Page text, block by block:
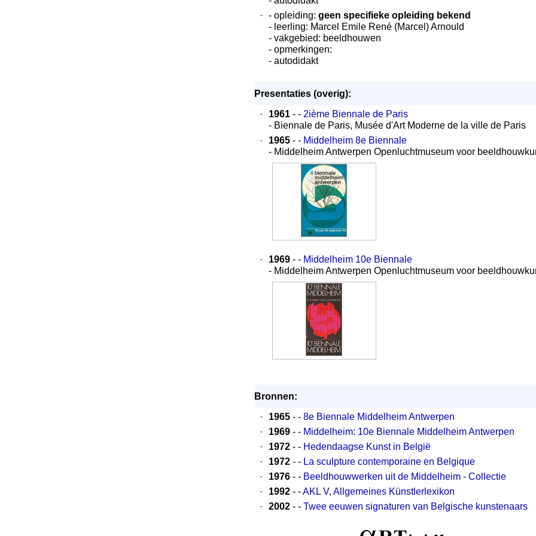
·
- opleiding: geen specifieke opleiding bekend
- leerling: Marcel Emile René (Marcel) Arnould
- vakgebied: beeldhouwen
- opmerkingen:
- autodidakt
Presentaties (overig):
·
1961- - 2ième Biennale de Paris
- Biennale de Paris, Musée d'Art Moderne de la ville de Paris
·
1965- - Middelheim 8e Biennale
- Middelheim Antwerpen Openluchtmuseum voor
· 1969- - Middelheim 10e Biennale
- Middelheim Antwerpen Openluchtmuseum voor
Bronnen:
·
1965- - 8e Biennale Middelheim Antwerpen
·
1969- - Middelheim: 10e Biennale Middelheim Antwerpen
·
1972- - Hedendaagse Kunst in België
·
1972- - La sculpture contemporaine en Belgique
·
1976- - Beeldhouwwerken uit de Middelheim - Collectie
·
1992- -AKL V, Allgemeines Künstlerlexikon
·
2002- - Twee eeuwen signaturen van Belgische kunstenaars